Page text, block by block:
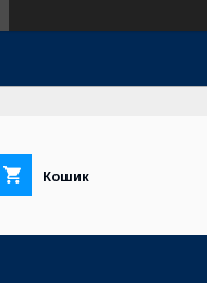
Кошик